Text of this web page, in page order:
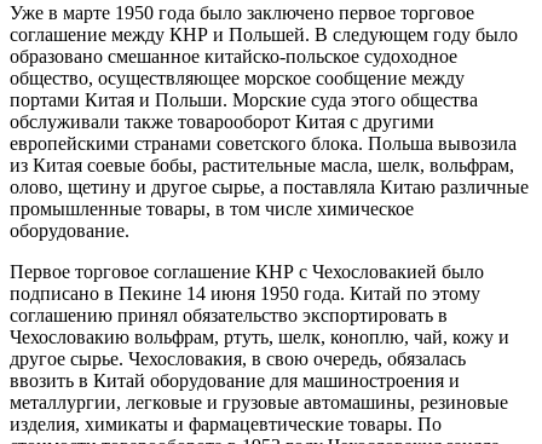
Уже в марте 1950 года было заключено первое торговое
соглашение между КНР и Польшей. В следующем году было
образовано смешанное китайско-польское судоходное
общество, осуществляющее морское сообщение между
портами Китая и Польши. Морские суда этого общества
обслуживали также товарооборот Китая с другими
европейскими странами советского блока. Польша вывозила
из Китая соевые бобы, растительные масла, шелк, вольфрам,
олово, щетину и другое сырье, а поставляла Китаю различные
промышленные товары, в том числе химическое
оборудование.
Первое торговое соглашение КНР с Чехословакией было
подписано в Пекине 14 июня 1950 года. Китай по этому
соглашению принял обязательство экспортировать в
Чехословакию вольфрам, ртуть, шелк, коноплю, чай, кожу и
другое сырье. Чехословакия, в свою очередь, обязалась
ввозить в Китай оборудование для машиностроения и
металлургии, легковые и грузовые автомашины, резиновые
изделия, химикаты и фармацевтические товары. По